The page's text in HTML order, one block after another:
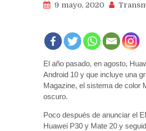
9 mayo, 2020
El año pasado, en agosto,
Android 10 y que incluye una
Magazine, el sistema de color
oscuro.
Poco después de anunciar el
Huawei P30 y Mate 20 y